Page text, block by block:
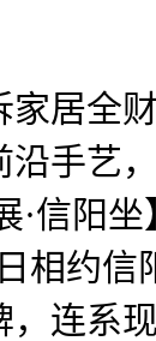
全财
手艺
·信阳
约信
连系